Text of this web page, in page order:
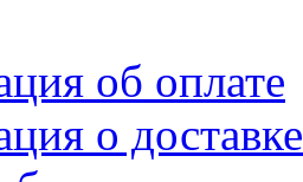
об оплате
о доставке